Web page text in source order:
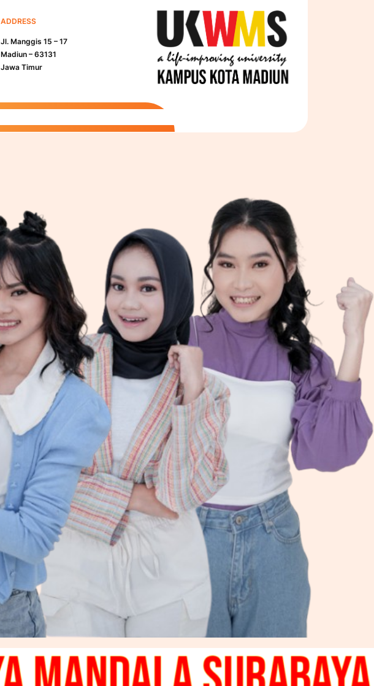
ADDRESS
Jl. Manggis 15 – 17
Madiun – 63131
Jawa Timur